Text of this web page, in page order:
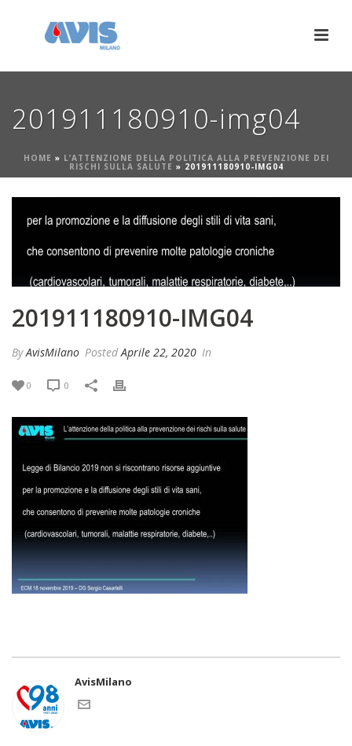
201911180910-img04
HOME » L’ATTENZIONE DELLA POLITICA ALLA PREVENZIONE DEI
RISCHI SULLA SALUTE » 201911180910-IMG04
201911180910-IMG04
ByAvisMilano Posted Aprile 22, 2020 In
0 0
AvisMilano